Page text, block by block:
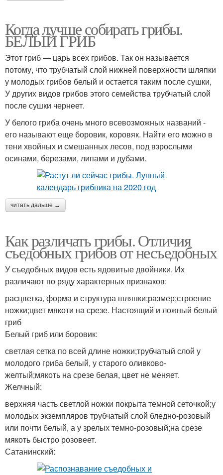
Когда лучше собирать грибы.
БЕЛЫЙ ГРИБ
Этот гриб — царь всех грибов. Так он называется
потому, что трубчатый слой нижней поверхности шляпки
у молодых грибов белый и остается таким после сушки,
У других видов грибов этого семейства трубчатый слой
после сушки чернеет.
У белого гриба очень много всевозможных названий -
его называют еще боровик, коровяк. Найти его можно в
тени хвойных и смешанных лесов, под взрослыми
осинами, березами, липами и дубами.
читать дальше →
Как различать грибы. Отличия
съедобных грибов от несъедобных
У съедобных видов есть ядовитые двойники. Их
различают по ряду характерных признаков:
расцветка, форма и структура шляпки;размер;строение
ножки;цвет мякоти на срезе. Настоящий и ложный белый
гриб
Белый гриб или боровик:
светлая сетка по всей длине ножки;трубчатый слой у
молодого гриба белый, у старого оливково-
желтый;мякоть на срезе белая, цвет не меняет.
Желчный:
верхняя часть светлой ножки покрыта темной сеточкой;у
молодых экземпляров трубчатый слой бледно-розовый
или почти белый, а у зрелых темно-розовый;на срезе
мякоть быстро розовеет.
Сатанинский: